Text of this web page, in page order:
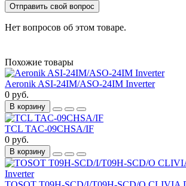
Отправить свой вопрос
Нет вопросов об этом товаре.
Похожие товары
Aeronik ASI-24IM/ASO-24IM Inverter
0 руб.
В корзину
TCL TAC-09CHSA/IF
0 руб.
В корзину